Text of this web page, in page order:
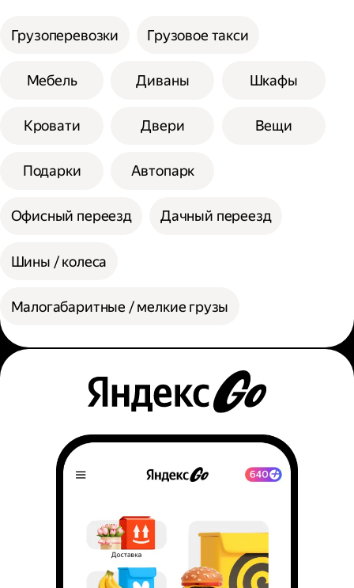
Грузоперевозки Грузовое такси
Мебель Диваны Шкафы
Кровати Двери Вещи
Подарки Автопарк
Офисный переезд Дачный переезд
Шины / колеса
Малогабаритные / мелкие грузы